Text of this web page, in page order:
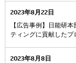
2023年8月22日
【広告事例】日能研
ティングに貢献したプ
2023年8月8日